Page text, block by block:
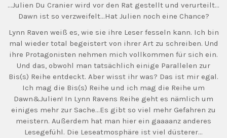
…Julien Du Cranier wird vor den Rat gestellt und verurteilt…
Dawn ist so verzweifelt…Hat Julien noch eine Chance?
Lynn Raven weiß es, wie sie ihre Leser fesseln kann. Ich bin
mal wieder total begeistert von ihrer Art zu schreiben. Und
ihre Protagonisten nehmen mich vollkommen für sich ein.
Und das, obwohl man tatsächlich einige Parallelen zur
Bis(s) Reihe entdeckt. Aber wisst ihr was? Das ist mir egal.
Ich mag die Bis(s) Reihe und ich mag die Reihe um
Dawn&Julien! In Lynn Ravens Reihe geht es nämlich um
einiges mehr zur Sache…Es gibt so viel mehr Gefahren zu
meistern. Außerdem hat man hier ein gaaaanz anderes
Lesegefühl. Die Leseatmosphäre ist viel düsterer…